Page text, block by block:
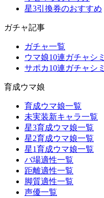
星3引換券のおすすめ
ガチャ記事
ガチャ一覧
ウマ娘10連ガチャシ
サポカ10連ガチャシ
育成ウマ娘
育成ウマ娘一覧
未実装新キャラ一覧
星3育成ウマ娘一覧
星2育成ウマ娘一覧
星1育成ウマ娘一覧
バ場適性一覧
距離適性一覧
脚質適性一覧
声優一覧